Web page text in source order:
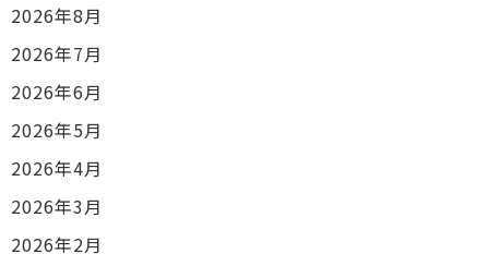
2026年8月
2026年7月
2026年6月
2026年5月
2026年4月
2026年3月
2026年2月